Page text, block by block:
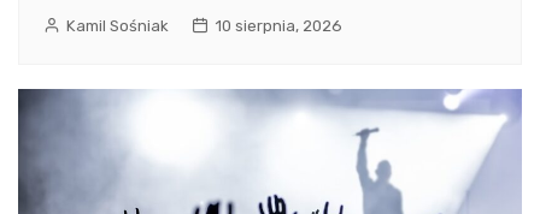
Kamil Sośniak 10 sierpnia, 2026